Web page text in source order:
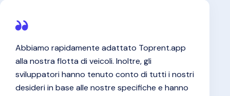
Abbiamo rapidamente adattato Toprent.app
alla nostra flotta di veicoli. Inoltre, gli
sviluppatori hanno tenuto conto di tutti i nostri
desideri in base alle nostre specifiche e hanno